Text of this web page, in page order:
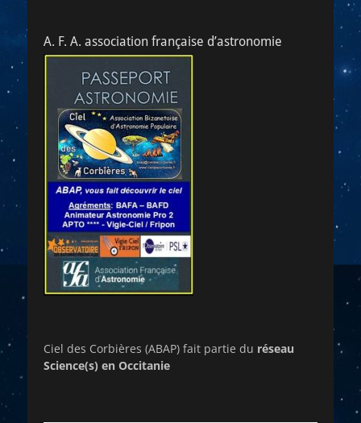
A. F. A. association française d’astronomie
Ciel des Corbières (ABAP) fait partie du réseau
Science(s) en Occitanie